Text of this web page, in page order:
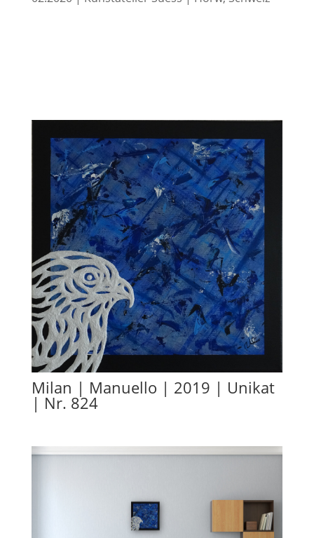
Milan | Manuello | 2019 | Unikat
| Nr. 824